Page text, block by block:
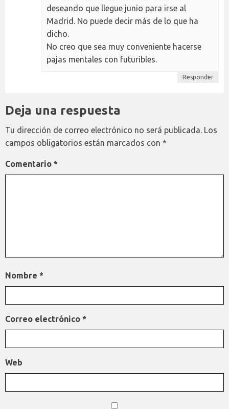
deseando que llegue junio para irse al
Madrid. No puede decir más de lo que ha
dicho.
No creo que sea muy conveniente hacerse
pajas mentales con futuribles.
Responder
Deja una respuesta
Tu dirección de correo electrónico no será publicada. Los
campos obligatorios están marcados con *
Comentario *
Nombre *
Correo electrónico *
Web